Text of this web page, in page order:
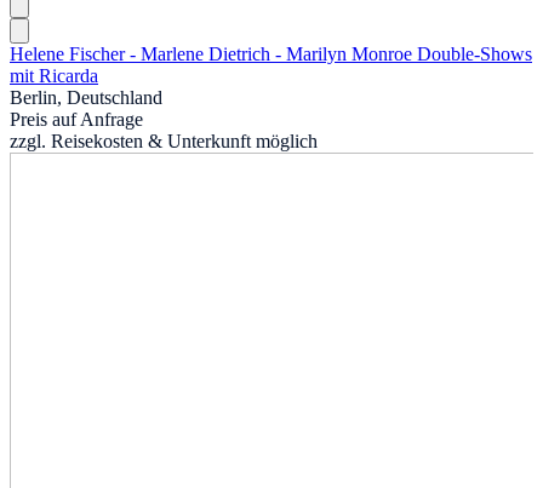
Helene Fischer - Marlene Dietrich - Marilyn Monroe Double-Shows
mit Ricarda
Berlin, Deutschland
Preis auf Anfrage
zzgl. Reisekosten & Unterkunft möglich